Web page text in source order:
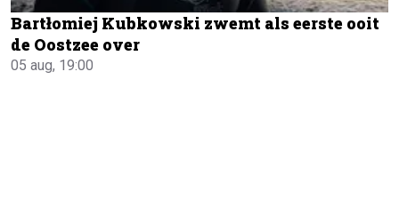
Bartłomiej Kubkowski zwemt als eerste ooit
de Oostzee over
05 aug, 19:00